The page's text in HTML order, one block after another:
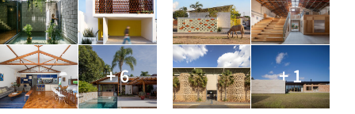
+ 6 + 1